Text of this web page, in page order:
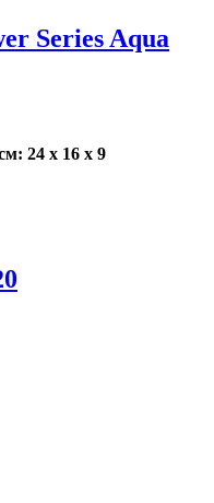
Series Aqua
: 24 x 16 x 9